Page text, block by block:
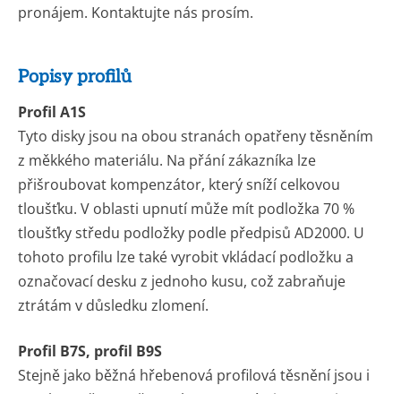
pronájem. Kontaktujte nás prosím.
Popisy profilů
Profil A1S
Tyto disky jsou na obou stranách opatřeny těsněním
z měkkého materiálu. Na přání zákazníka lze
přišroubovat kompenzátor, který sníží celkovou
tloušťku. V oblasti upnutí může mít podložka 70 %
tloušťky středu podložky podle předpisů AD2000. U
tohoto profilu lze také vyrobit vkládací podložku a
označovací desku z jednoho kusu, což zabraňuje
ztrátám v důsledku zlomení.
Profil B7S, profil B9S
Stejně jako běžná hřebenová profilová těsnění jsou i